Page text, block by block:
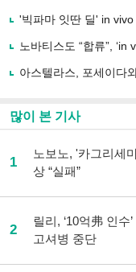
'빅파마 잇딴 딜' in
노바티스도 “합류”, ‘in
아스텔라스, 포세이다
많이 본 기사
1
노보노, '카그리세
상 “실패”
2
릴리, ‘10억弗 인수
고셔병 중단